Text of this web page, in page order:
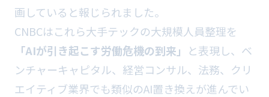
画していると報じられました。
CNBCはこれら大手テックの大規模人員整理を
「AIが引き起こす労働危機の到来」
と表現し、ベ
ンチャーキャピタル、経営コンサル、法務、クリ
エイティブ業界でも類似のAI置き換えが進んでい